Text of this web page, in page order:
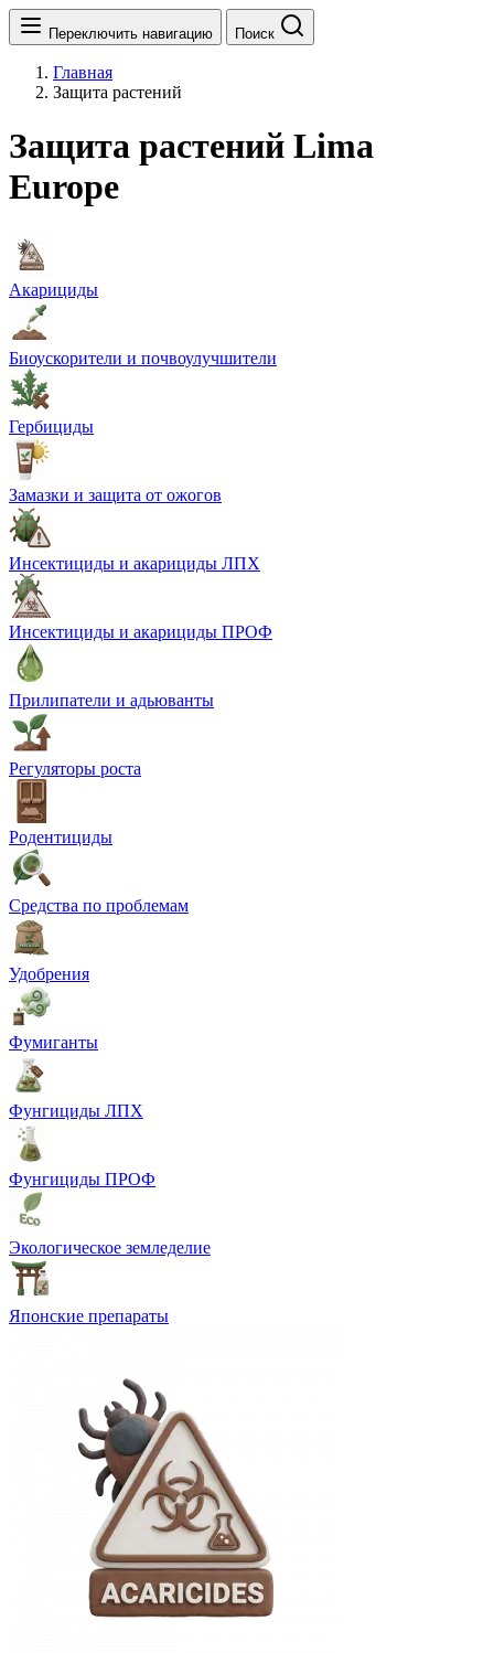
Переключить навигацию Поиск
Главная
Защита растений
Защита растений Lima
Europe
Акарициды
Биоускорители и почвоулучшители
Гербициды
Замазки и защита от ожогов
Инсектициды и акарициды ЛПХ
Инсектициды и акарициды ПРОФ
Прилипатели и адьюванты
Регуляторы роста
Родентициды
Средства по проблемам
Удобрения
Фумиганты
Фунгициды ЛПХ
Фунгициды ПРОФ
Экологическое земледелие
Японские препараты